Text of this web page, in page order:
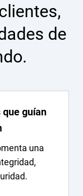
de
que guían
una